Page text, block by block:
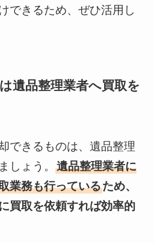
できるため、ぜひ活用し
遺品整理業者へ買取を
できるものは、遺品整理
しょう。 遺品整理業者に
業務も行っているため、
買取を依頼すれば効率的